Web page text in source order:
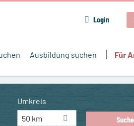
Login
Ausbildung suchen Für
Umkreis
50 km